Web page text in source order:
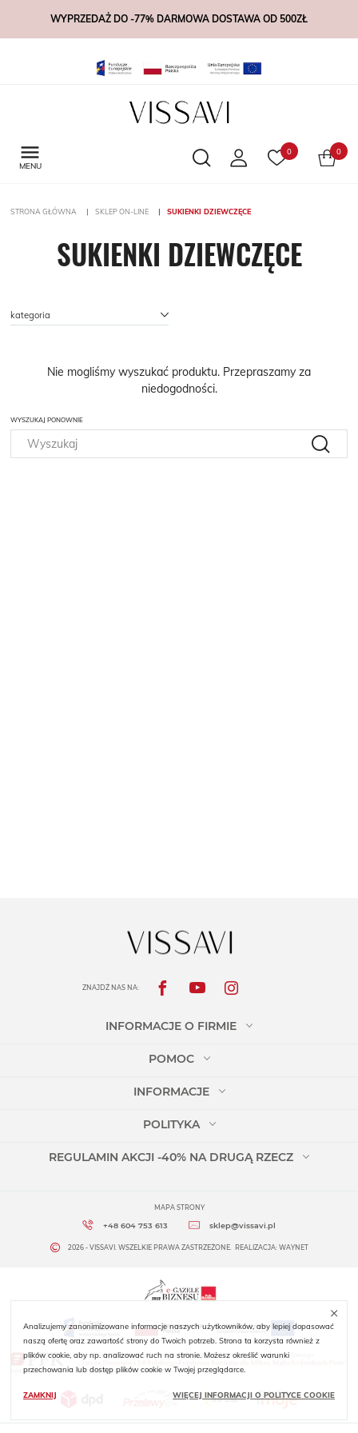
WYPRZEDAŻ DO -77% DARMOWA DOSTAWA OD 500ZŁ

MENU
0 0
STRONA GŁÓWNA SKLEP ON-LINE SUKIENKI DZIEWCZĘCE
kategoria
SUKIENKI DZIEWCZĘCE
Nie mogliśmy wyszukać produktu. Przepraszamy za
niedogodności.
WYSZUKAJ PONOWNIE
ZNAJDŹ NAS NA:
INFORMACJE O FIRMIE
POMOC
INFORMACJE
POLITYKA
REGULAMIN AKCJI -40% NA DRUGĄ RZECZ
Analizujemy zanonimizowane informacje naszych użytkowników, aby lepiej dopasować
naszą ofertę oraz zawartość strony do Twoich potrzeb. Strona ta korzysta również z
plików cookie, aby np. analizować ruch na stronie. Możesz określić warunki
przechowania lub dostęp plików cookie w Twojej przeglądarce.
ZAMKNIJ WIĘCEJ INFORMACJI O POLITYCE COOKIE
MAPA STRONY
+48 604 753 613 sklep@vissavi.pl
2026 - VISSAVI. WSZELKIE PRAWA ZASTRZEŻONE. REALIZACJA: WAYNET